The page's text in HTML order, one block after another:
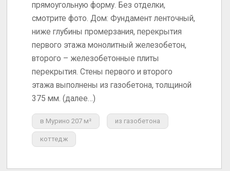
прямоугольную форму. Без отделки,
смотрите фото. Дом: Фундамент ленточный,
ниже глубины промерзания, перекрытия
первого этажа монолитный железобетон,
второго – железобетонные плиты
перекрытия. Стены первого и второго
этажа выполнены из газобетона, толщиной
375 мм. (далее…)
в Мурино 207 м² из газобетона
коттедж